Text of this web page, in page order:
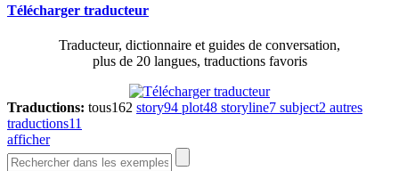
Télécharger traducteur
Traducteur, dictionnaire et guides de conversation,
plus de 20 langues, traductions favoris
Traductions: tous162 story94 plot48 storyline7 subject2 autres
traductions11
afficher